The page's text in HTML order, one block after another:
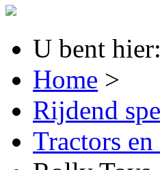
U bent hier:
Home >
Rijdend
Tractors en